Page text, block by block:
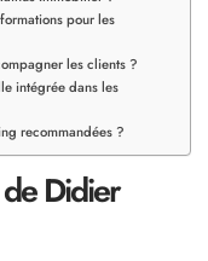
pour les
les clients ?
intégrée dans les
recommandées ?
Didier